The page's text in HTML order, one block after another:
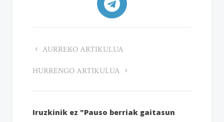
AURREKO ARTIKULUA
HURRENGO ARTIKULUA
Iruzkinik ez "Pauso berriak gaitasun